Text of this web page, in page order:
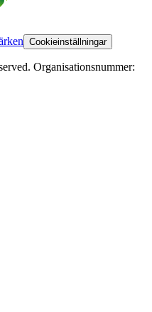
Cookieinställningar
Organisationsnummer: